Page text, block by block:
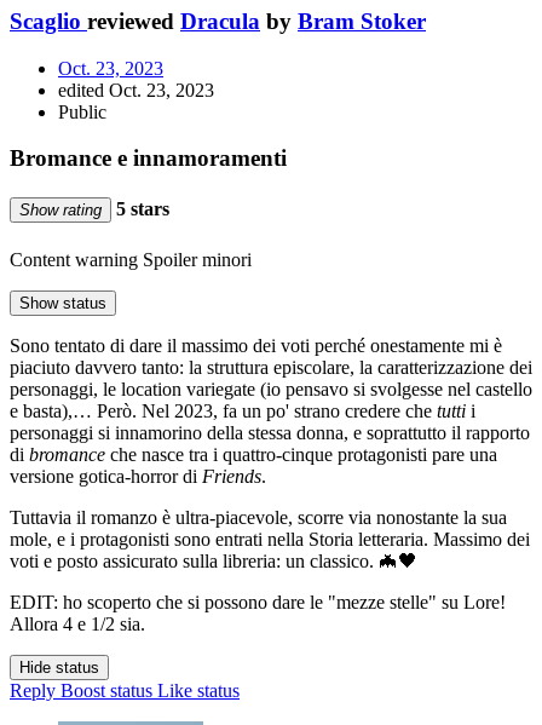
Scaglio reviewed Dracula by Bram Stoker
Oct. 23, 2023
edited Oct. 23, 2023
Public
Bromance e innamoramenti
Show rating 5 stars
Content warning Spoiler minori
Show status
Sono tentato di dare il massimo dei voti perché onestamente mi è
piaciuto davvero tanto: la struttura episcolare, la caratterizzazione dei
personaggi, le location variegate (io pensavo si svolgesse nel castello
e basta),… Però. Nel 2023, fa un po' strano credere che tutti i
personaggi si innamorino della stessa donna, e soprattutto il rapporto
di bromance che nasce tra i quattro-cinque protagonisti pare una
versione gotica-horror di Friends.
Tuttavia il romanzo è ultra-piacevole, scorre via nonostante la sua
mole, e i protagonisti sono entrati nella Storia letteraria. Massimo dei
voti e posto assicurato sulla libreria: un classico. 🦇🖤
EDIT: ho scoperto che si possono dare le "mezze stelle" su Lore!
Allora 4 e 1/2 sia.
Hide status
Reply Boost status Like status